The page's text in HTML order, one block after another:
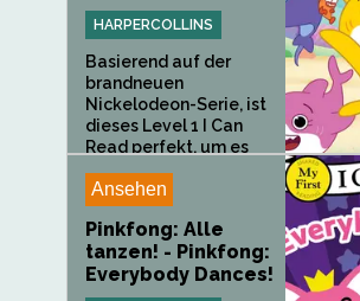
HARPERCOLLINS
Basierend auf der
brandneuen
Nickelodeon-Serie, ist
dieses Level 1 I Can
Read perfekt, um es
Ansehen
Pinkfong: Alle
tanzen! - Pinkfong:
Everybody Dances!